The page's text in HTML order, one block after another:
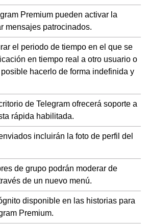
Premium pueden activar la
mensajes patrocinados.
el periodo de tiempo en el que se
en tiempo real a otro usuario o
hacerlo de forma indefinida y
de Telegram ofrecerá soporte a
rápida habilitada.
incluirán la foto de perfil del
de grupo podrán moderar de
de un nuevo menú.
disponible en las historias para
Premium.